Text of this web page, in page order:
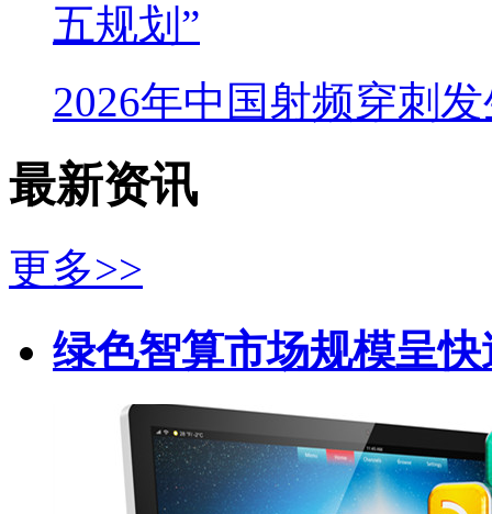
五规划”
2026年中国射频穿刺
最新资讯
更多>>
绿色智算市场规模呈